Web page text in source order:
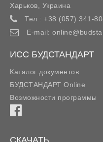
Харьков
Украина
Тел.: +38 (057) 341-
E-mail:
ИСС БУДСТАНДАРТ
Каталог документов
БУДСТАНДАРТ Online
Возможности программы
СКАЧАТЬ